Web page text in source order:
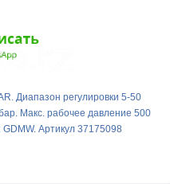
Диапазон регулировки 5-50
Макс. рабочее давление 500
Артикул 37175098